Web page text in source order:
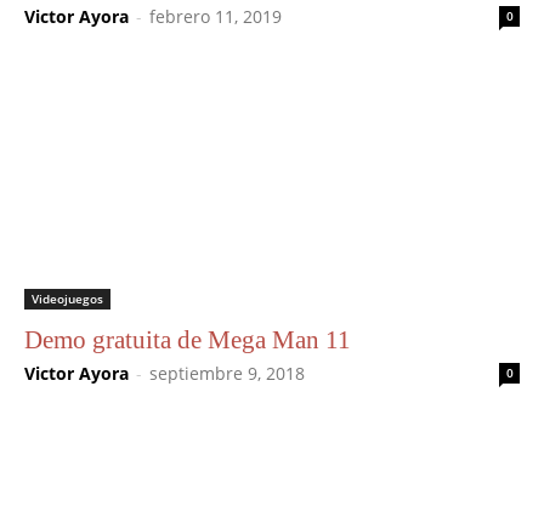
Victor Ayora - febrero 11, 2019 0
Videojuegos
Demo gratuita de Mega Man 11
Victor Ayora - septiembre 9, 2018 0